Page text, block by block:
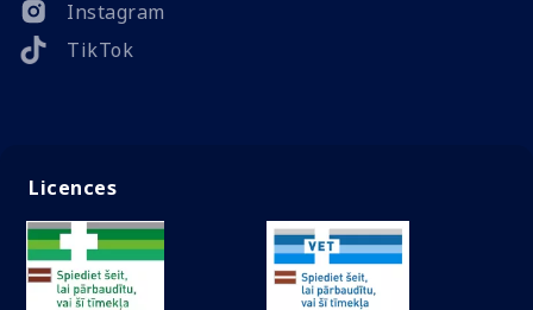
Instagram
TikTok
Licences